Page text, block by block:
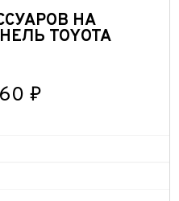
НА
TOYOTA
₽